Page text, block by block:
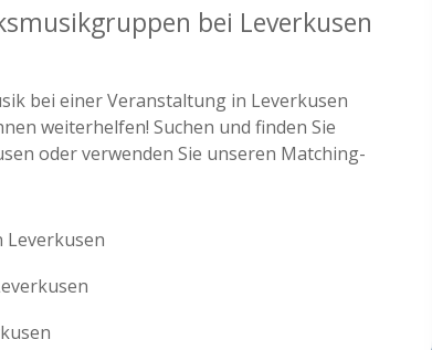
bei Leverkusen
bei einer Veranstaltung in Leverkusen
weiterhelfen! Suchen und finden Sie
oder verwenden Sie unseren Matching-
Leverkusen